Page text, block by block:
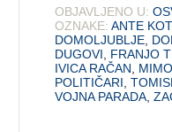
OBJAVLJENO U:
OZNAKE: ANTE
DOMOLJUBLJE
DUGOVI
FRANJO
IVICA RAČAN
POLITIČARI ,
VOJNA PARADA ,